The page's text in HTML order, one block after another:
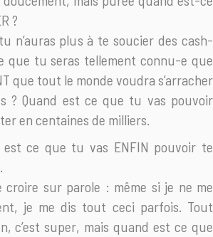
?
n’auras plus à te soucier des cash-
que tu seras tellement connu-e que
que tout le monde voudra s’arracher
? Quand est ce que tu vas pouvoir
en centaines de milliers.
ce que tu vas ENFIN pouvoir te
croire sur parole : même si je ne me
je me dis tout ceci parfois. Tout
c’est super, mais quand est ce que